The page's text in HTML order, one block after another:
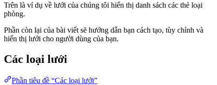
Trên là ví dụ về lưới của chúng tôi hiển thị danh sách các thẻ loại
phòng.
Phần còn lại của bài viết sẽ hướng dẫn bạn cách tạo, tùy chỉnh và
hiển thị lưới cho người dùng của bạn.
Các loại lưới
Phần tiêu đề “Các loại lưới”